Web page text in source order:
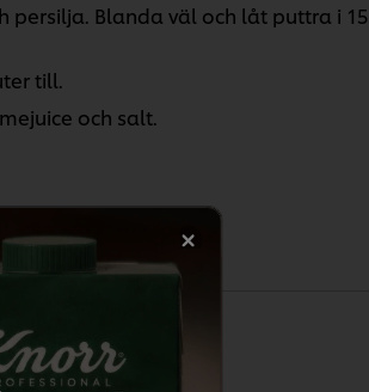
persilja. Blanda väl och låt puttra i 15
till.
och salt.
betygsätta.